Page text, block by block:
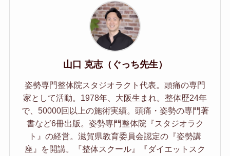
山口 克志（ぐっち先生）
姿勢専門整体院スタジオラクト代表。頭痛の専門
家として活動。1978年、大阪生まれ。整体歴24年
で、50000回以上の施術実績。頭痛・姿勢の専門著
書など6冊出版。姿勢専門整体院『スタジオラク
ト』の経営。滋賀県教育委員会認定の『姿勢講
座』を開講。『整体スクール』『ダイエットスク